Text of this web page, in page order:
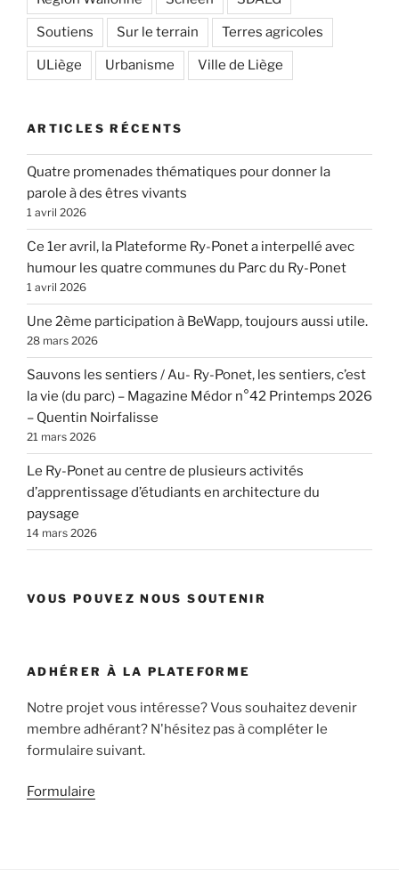
Soutiens Sur le terrain Terres agricoles
ULiège Urbanisme Ville de Liège
ARTICLES RÉCENTS
Quatre promenades thématiques pour donner la
parole à des êtres vivants
1 avril 2026
Ce 1er avril, la Plateforme Ry-Ponet a interpellé avec
humour les quatre communes du Parc du Ry-Ponet
1 avril 2026
Une 2ème participation à BeWapp, toujours aussi utile.
28 mars 2026
Sauvons les sentiers / Au- Ry-Ponet, les sentiers, c’est
la vie (du parc) – Magazine Médor n°42 Printemps 2026
– Quentin Noirfalisse
21 mars 2026
Le Ry-Ponet au centre de plusieurs activités
d’apprentissage d’étudiants en architecture du
paysage
14 mars 2026
VOUS POUVEZ NOUS SOUTENIR
ADHÉRER À LA PLATEFORME
Notre projet vous intéresse? Vous souhaitez devenir
membre adhérant? N'hésitez pas à compléter le
formulaire suivant.
Formulaire